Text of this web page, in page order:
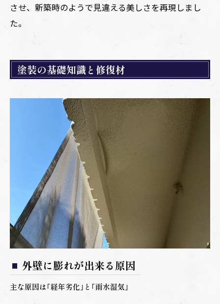
させ、新築時のようで見違える美しさを再現しまし
た。
塗装の基礎知識と修復材
外壁に膨れが出来る原因
主な原因は｢経年劣化｣と｢雨水湿気｣